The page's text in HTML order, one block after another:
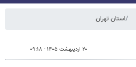
استان تهران
۲۰ اردیبهشت ۱۴۰۵ - ۰۹:۱۸